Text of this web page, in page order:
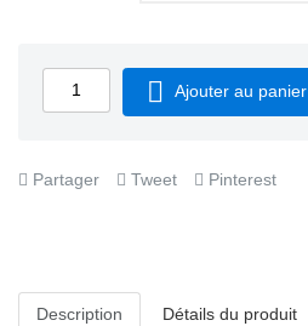
 Ajouter au panier
Partager Tweet Pinterest
Description
Détails du produit